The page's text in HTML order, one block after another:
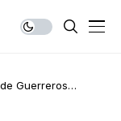
Guerreros